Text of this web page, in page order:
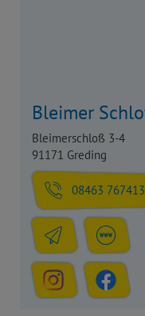
Bleimer
Bleimerschloß 3-4
91171 Greding
08463